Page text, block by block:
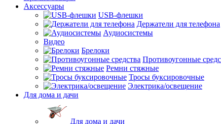
Аксессуары
USB-флешки
Держатели для телефона
Аудиосистемы
Видео
Брелоки
Противоугонные
Ремни стяжные
Тросы буксировочные
Электрика/освещение
Для дома и дачи
Для дома и дачи